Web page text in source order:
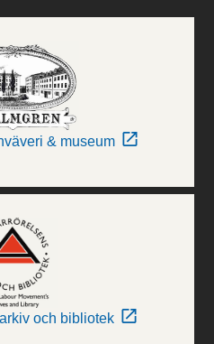
& museum
och bibliotek